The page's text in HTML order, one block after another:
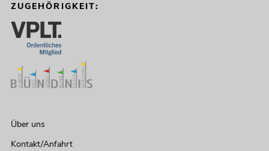
ZUGEHÖRIGKEIT:
Über uns
Kontakt/Anfahrt